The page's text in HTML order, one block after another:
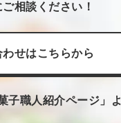
相談ください！
せはこちらから
子職人紹介ページ」